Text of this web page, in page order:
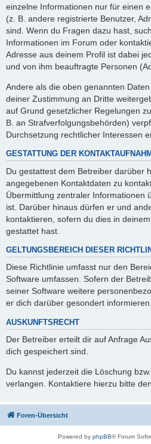
einzelne Informationen nur für einen
(z. B. andere registrierte Benutzer,
sind. Wenn du Fragen dazu hast,
Informationen im Forum oder
Adresse aus deinem Profil ist dabei
und von ihm beauftragte Personen
Andere als die oben genannten
deiner Zustimmung an Dritte
auf Grund gesetzlicher Regelungen
B. an Strafverfolgungsbehörden)
Durchsetzung rechtlicher Interessen
GESTATTUNG DER
Du gestattest dem Betreiber darüber
angegebenen Kontaktdaten zu
Übermittlung zentraler Informationen
ist. Darüber hinaus dürfen er und
kontaktieren, sofern du dies in
gestattet hast.
GELTUNGSBEREICH DIESER
Diese Richtlinie umfasst nur den
Software umfassen. Sofern der
seiner Software weitere
er dich darüber gesondert informieren.
AUSKUNFTSRECHT
Der Betreiber erteilt dir auf Anfrage
dich gespeichert sind.
Du kannst jederzeit die Löschung
verlangen. Kontaktiere hierzu bitte
Foren-Übersicht
Powered by phpBB® Forum